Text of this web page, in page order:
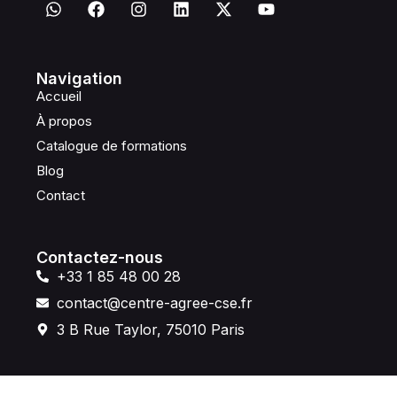
Navigation
Accueil
À propos
Catalogue de formations
Blog
Contact
Contactez-nous
+33 1 85 48 00 28
contact@centre-agree-cse.fr
3 B Rue Taylor, 75010 Paris